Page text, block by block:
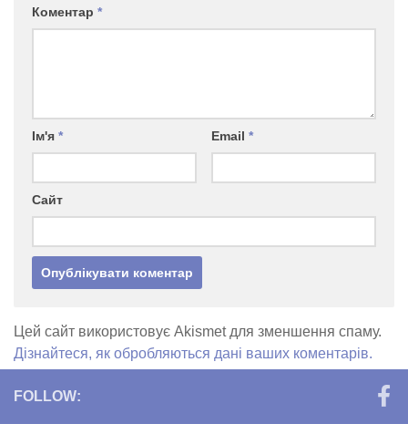
Коментар *
Ім'я * Email *
Сайт
Цей сайт використовує Akismet для зменшення спаму.
Дізнайтеся, як обробляються дані ваших коментарів.
FOLLOW: